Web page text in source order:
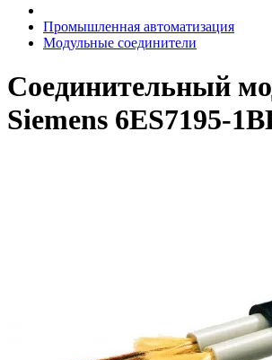
Промышленная автоматизация
Модульные соединители
Соединительный
Siemens 6ES7195-